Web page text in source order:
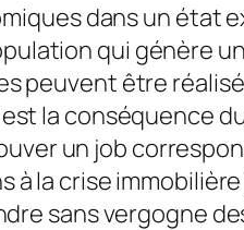
dans un état
qui génère
peuvent être
la conséquence
un job
à la crise
sans vergogne